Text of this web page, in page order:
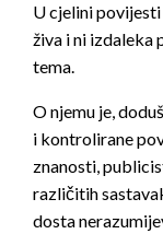
U cjelini
živa i ni izdaleka
tema.
O njemu je,
i kontrolirane
znanosti,
različitih
dosta